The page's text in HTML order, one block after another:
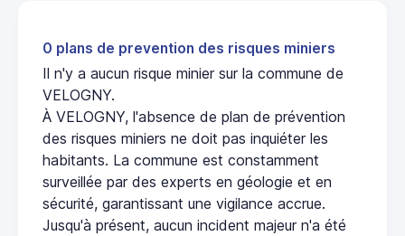
0 plans de prevention des risques miniers
Il n'y a aucun risque minier sur la commune de
VELOGNY.
À VELOGNY, l'absence de plan de prévention
des risques miniers ne doit pas inquiéter les
habitants. La commune est constamment
surveillée par des experts en géologie et en
sécurité, garantissant une vigilance accrue.
Jusqu'à présent, aucun incident majeur n'a été